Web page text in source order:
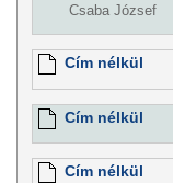
Csaba József
Cím nélkül
Cím nélkül
Cím nélkül